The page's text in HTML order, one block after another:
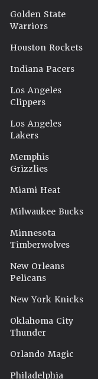
Golden State
Warriors
Houston Rockets
Indiana Pacers
Los Angeles
Clippers
Los Angeles
Lakers
Memphis
Grizzlies
Miami Heat
Milwaukee Bucks
Minnesota
Timberwolves
New Orleans
Pelicans
New York Knicks
Oklahoma City
Thunder
Orlando Magic
Philadelphia